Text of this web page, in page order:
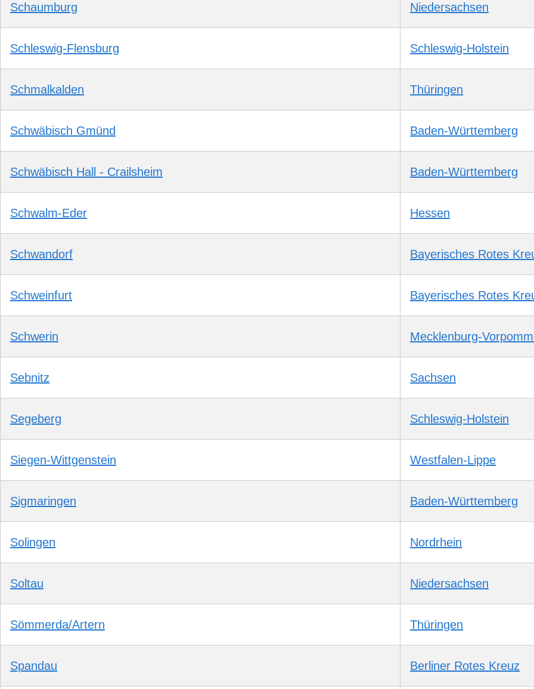
Schaumburg Niedersachsen
Schleswig-Flensburg Schleswig-Holstein
Schmalkalden Thüringen
Schwäbisch Gmünd Baden-Württemberg
Schwäbisch Hall - Crailsheim Baden-Württemberg
Schwalm-Eder Hessen
Schwandorf Bayerisches Rotes
Schweinfurt Bayerisches Rotes
Schwerin Mecklenburg-
Sebnitz Sachsen
Segeberg Schleswig-Holstein
Siegen-Wittgenstein Westfalen-Lippe
Sigmaringen Baden-Württemberg
Solingen Nordrhein
Soltau Niedersachsen
Sömmerda/Artern Thüringen
Spandau Berliner Rotes Kreuz